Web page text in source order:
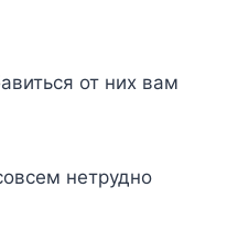
от них вам
нетрудно